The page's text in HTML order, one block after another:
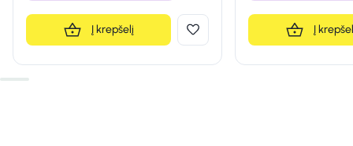
Į krepšelį Į